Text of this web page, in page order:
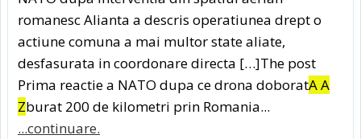
romanesc Alianta a descris operatiunea drept o
actiune comuna a mai multor state aliate,
desfasurata in coordonare directa […]The post
Prima reactie a NATO dupa ce drona doboratA A
Zburat 200 de kilometri prin Romania...
...continuare.